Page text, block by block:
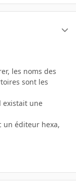
les noms des
sont les
existait une
un éditeur hexa,